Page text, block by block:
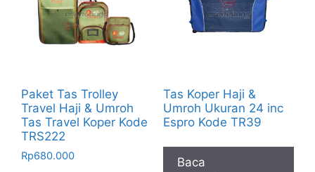
Paket Tas Trolley
Travel Haji & Umroh
Tas Travel Koper Kode
TRS222
Rp680.000
Tas Koper Haji &
Umroh Ukuran 24 inc
Espro Kode TR39
Baca